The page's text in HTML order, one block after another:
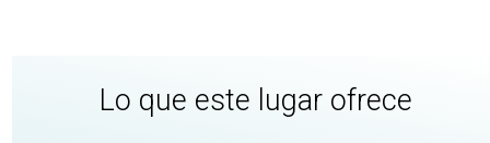
Lo que este lugar ofrece